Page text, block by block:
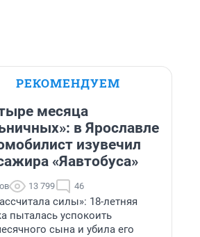
РЕКОМЕНДУЕМ
месяца
в Ярославле
изувечил
«Яавтобуса»
13 799 46
силы»: 18-летняя
пыталась успокоить
сына и убила его